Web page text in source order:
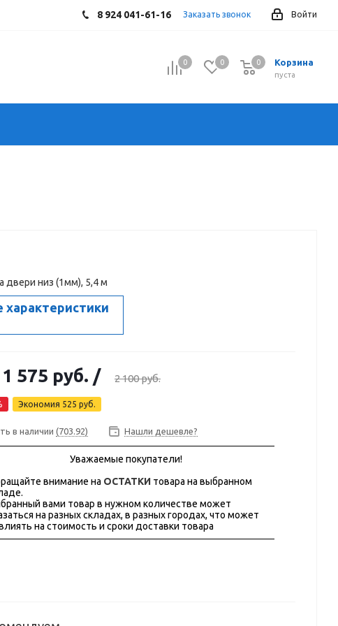
Войти
8 924 041-61-16 Заказать звонок
0 0 Корзина
0
пуста
0
двери низ (1мм), 5,4 м
характеристики
1 575 руб. / 2 100 руб.
Экономия 525 руб.
в наличии (703.92) Нашли дешевле?
Уважаемые покупатели!
внимание на ОСТАТКИ товара на выбранном
вами товар в нужном количестве может
на разных складах, в разных городах, что может
на стоимость и сроки доставки товара